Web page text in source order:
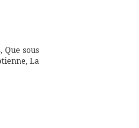
Que sous
La